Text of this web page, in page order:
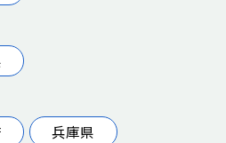
兵庫県